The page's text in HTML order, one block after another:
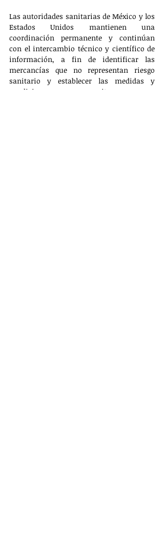
Las autoridades sanitarias de México y los
Estados Unidos mantienen una
coordinación permanente y continúan
con el intercambio técnico y científico de
información, a fin de identificar las
mercancías que no representan riesgo
sanitario y establecer las medidas y
condiciones que permitan, en su